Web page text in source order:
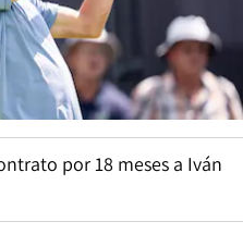
por 18 meses a Iván